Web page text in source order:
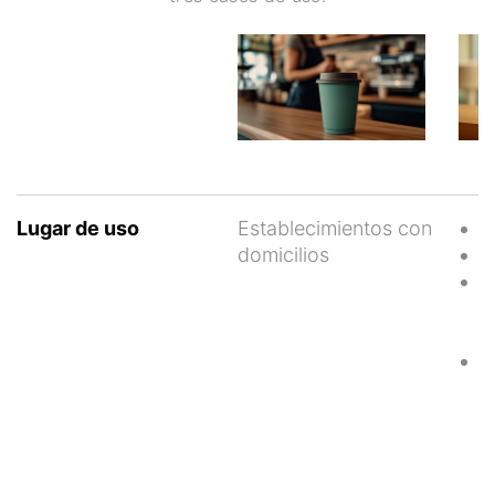
Lugar de uso
Establecimientos con
domicilios